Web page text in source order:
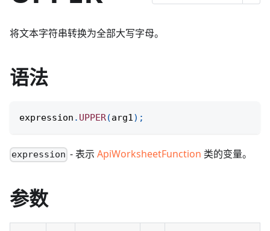
将文本字符串转换为全部大写字母。
语法
expression . UPPER(arg1) ;
expression - 表示ApiWorksheetFunction 类的变量。
参数